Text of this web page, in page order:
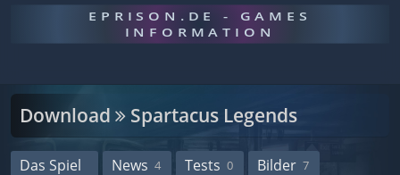
EPRISON.DE - GAMES
INFORMATION
Download Spartacus Legends
Das Spiel News 4 Tests 0 Bilder 7